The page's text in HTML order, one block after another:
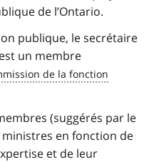
de l’Ontario.
publique, le secrétaire
un membre
(suggérés par le
en fonction de
et de leur